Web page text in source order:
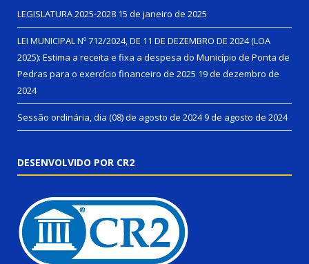
LEGISLATURA 2025-2028 15 de janeiro de 2025
LEI MUNICIPAL Nº 712/2024, DE 11 DE DEZEMBRO DE 2024 (LOA
2025): Estima a receita e fixa a despesa do Município de Ponta de
Pedras para o exercício financeiro de 2025 19 de dezembro de
2024
Sessão ordinária, dia (08) de agosto de 20249 de agosto de 2024
DESENVOLVIDO POR CR2